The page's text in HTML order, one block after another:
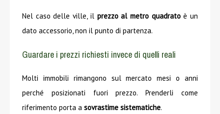
Nel caso delle ville, il prezzo al metro quadratoè un
dato accessorio, non il punto di partenza.
Guardare i prezzi richiesti invece di quelli reali
Molti immobili rimangono sul mercato mesi o anni
perché posizionati fuori prezzo. Prenderli come
riferimento porta a sovrastime sistematiche.